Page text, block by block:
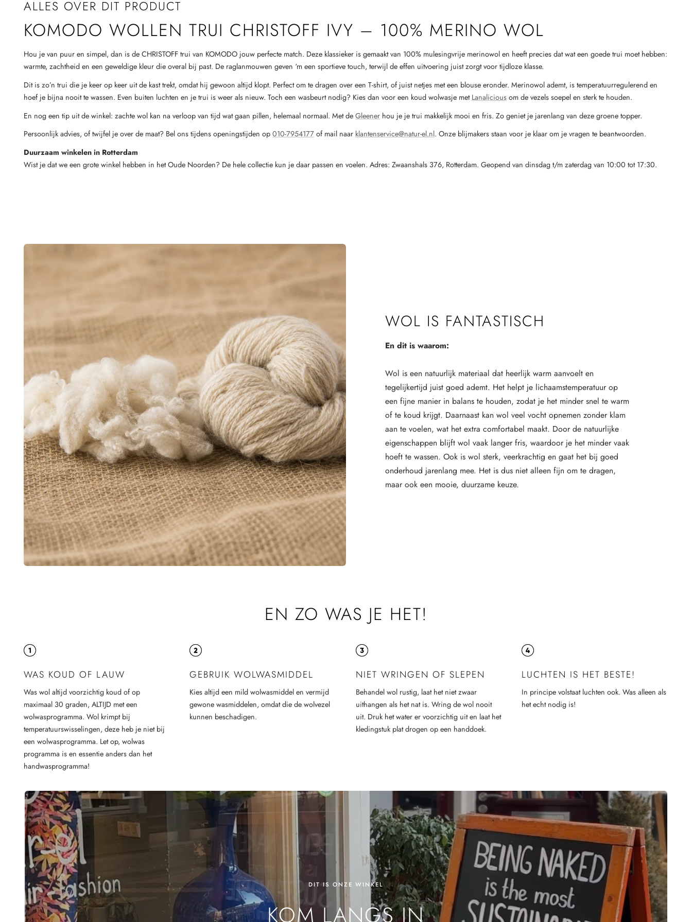
ALLES OVER DIT PRODUCT
KOMODO WOLLEN TRUI CHRISTOFF IVY – 100% MERINO WOL
Hou je van puur en simpel, dan is de CHRISTOFF trui van KOMODO jouw perfecte match. Deze klassieker is gemaakt van 100% mulesingvrije merinowol en heeft precies dat wat een goede trui moet hebben:
warmte, zachtheid en een geweldige kleur die overal bij past. De raglanmouwen geven ‘m een sportieve touch, terwijl de effen uitvoering juist zorgt voor tijdloze klasse.
Dit is zo’n trui die je keer op keer uit de kast trekt, omdat hij gewoon altijd klopt. Perfect om te dragen over een T-shirt, of juist netjes met een blouse eronder. Merinowol ademt, is temperatuurregulerend en
hoef je bijna nooit te wassen. Even buiten luchten en je trui is weer als nieuw. Toch een wasbeurt nodig? Kies dan voor een koud wolwasje met Lanalicious om de vezels soepel en sterk te houden.
En nog een tip uit de winkel: zachte wol kan na verloop van tijd wat gaan pillen, helemaal normaal. Met de Gleener hou je je trui makkelijk mooi en fris. Zo geniet je jarenlang van deze groene topper.
Persoonlijk advies, of twijfel je over de maat? Bel ons tijdens openingstijden op 010-7954177 of mail naar klantenservice@natur-el.nl. Onze blijmakers staan voor je klaar om je vragen te beantwoorden.
Duurzaam winkelen in Rotterdam
Wist je dat we een grote winkel hebben in het Oude Noorden? De hele collectie kun je daar passen en voelen. Adres: Zwaanshals 376, Rotterdam. Geopend van dinsdag t/m zaterdag van 10:00 tot 17:30.
WOL IS FANTASTISCH
En dit is waarom:
Wol is een natuurlijk materiaal dat heerlijk warm aanvoelt en
tegelijkertijd juist goed ademt. Het helpt je lichaamstemperatuur op
een fijne manier in balans te houden, zodat je het minder snel te warm
of te koud krijgt. Daarnaast kan wol veel vocht opnemen zonder klam
aan te voelen, wat het extra comfortabel maakt. Door de natuurlijke
eigenschappen blijft wol vaak langer fris, waardoor je het minder vaak
hoeft te wassen. Ook is wol sterk, veerkrachtig en gaat het bij goed
onderhoud jarenlang mee. Het is dus niet alleen fijn om te dragen,
maar ook een mooie, duurzame keuze.
EN ZO WAS JE HET!
WAS KOUD OF LAUW
Was wol altijd voorzichtig koud of op
maximaal 30 graden, ALTIJD met een
wolwasprogramma. Wol krimpt bij
temperatuurswisselingen, deze heb je niet bij
een wolwasprogramma. Let op, wolwas
programma is en essentie anders dan het
handwasprogramma!
GEBRUIK WOLWASMIDDEL
Kies altijd een mild wolwasmiddel en vermijd
gewone wasmiddelen, omdat die de wolvezel
kunnen beschadigen.
NIET WRINGEN OF SLEPEN
Behandel wol rustig, laat het niet zwaar
uithangen als het nat is. Wring de wol nooit
uit. Druk het water er voorzichtig uit en laat het
kledingstuk plat drogen op een handdoek.
LUCHTEN IS HET BESTE!
In principe volstaat luchten ook. Was alleen als
het echt nodig is!
DIT IS ONZE WINKEL
KOM LANGS IN